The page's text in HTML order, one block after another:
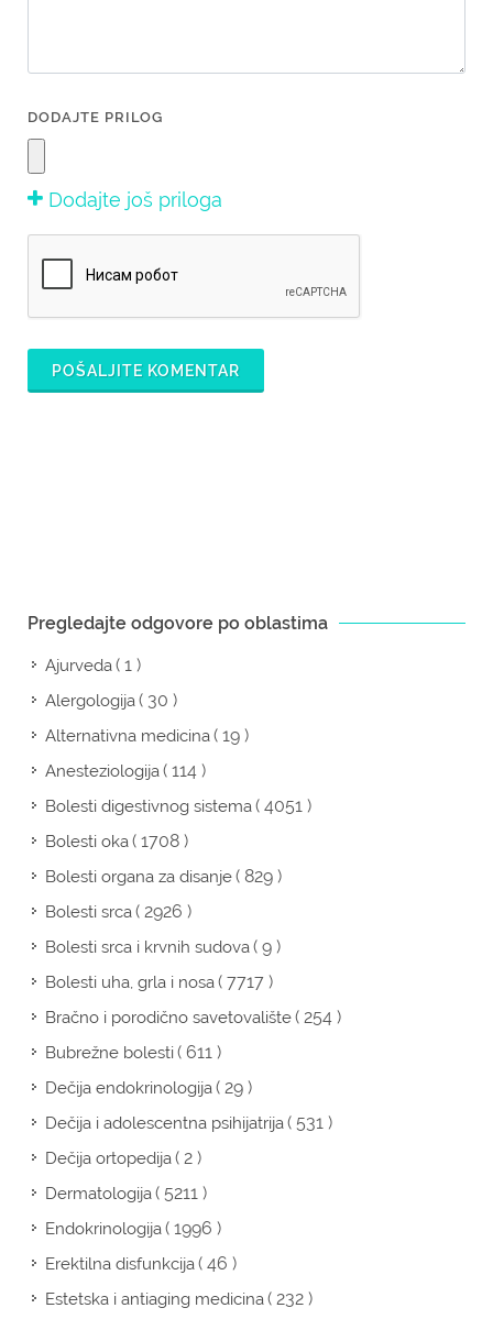
DODAJTE PRILOG
Dodajte još priloga
POŠALJITE KOMENTAR
Pregledajte odgovore po oblastima
Ajurveda( 1 )
Alergologija( 30 )
Alternativna medicina( 19 )
Anesteziologija( 114 )
Bolesti digestivnog sistema( 4051 )
Bolesti oka( 1708 )
Bolesti organa za disanje( 829 )
Bolesti srca( 2926 )
Bolesti srca i krvnih sudova( 9 )
Bolesti uha, grla i nosa( 7717 )
Bračno i porodično savetovalište( 254 )
Bubrežne bolesti( 611 )
Dečija endokrinologija( 29 )
Dečija i adolescentna psihijatrija( 531 )
Dečija ortopedija( 2 )
Dermatologija( 5211 )
Endokrinologija( 1996 )
Erektilna disfunkcija( 46 )
Estetska i antiaging medicina( 232 )